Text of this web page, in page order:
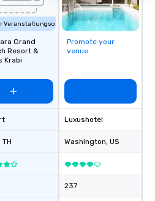
Veranstaltungsort
Grand
Resort &
Krabi
TH
Promote your
venue
Luxushotel
Washington, US
237